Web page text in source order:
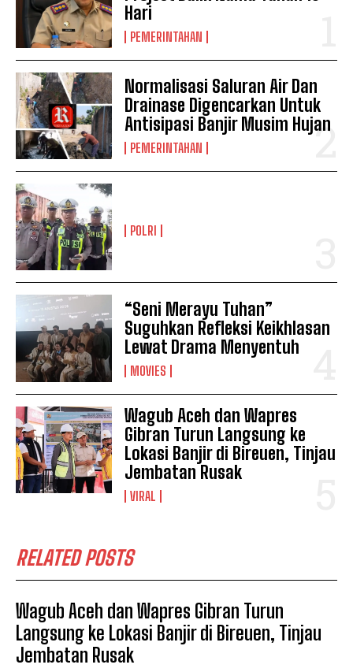
Hari
PEMERINTAHAN
Normalisasi Saluran Air Dan
Drainase Digencarkan Untuk
Antisipasi Banjir Musim Hujan
PEMERINTAHAN
POLRI
“Seni Merayu Tuhan”
Suguhkan Refleksi Keikhlasan
Lewat Drama Menyentuh
MOVIES
Wagub Aceh dan Wapres
Gibran Turun Langsung ke
Lokasi Banjir di Bireuen, Tinjau
Jembatan Rusak
VIRAL
RELATED POSTS
Wagub Aceh dan Wapres Gibran Turun
Langsung ke Lokasi Banjir di Bireuen, Tinjau
Jembatan Rusak